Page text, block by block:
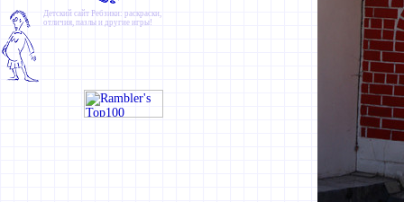
Детский сайт Ребзики: раскраски,
отличия, пазлы и другие игры!